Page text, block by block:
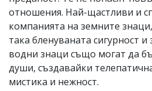
отношения. Най-щастливи и
компанията на земните
така бленуваната сигурност и
водни знаци също могат да
души, създавайки
мистика и нежност.